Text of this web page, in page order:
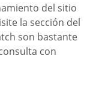
del sitio
la sección del
son bastante
con